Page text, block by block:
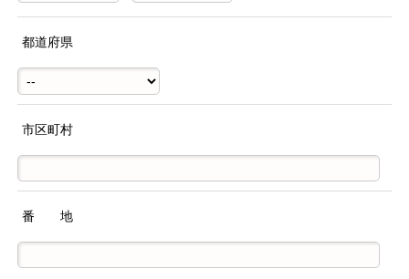
都道府県
市区町村
番 地